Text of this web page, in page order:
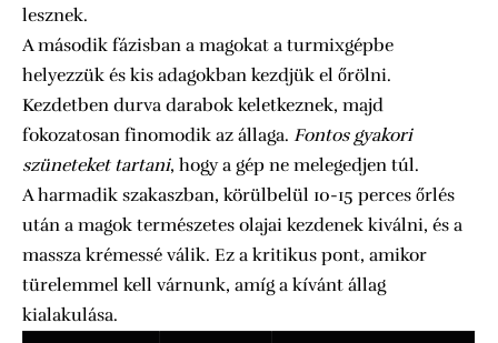
lesznek.
A második fázisban a magokat a turmixgépbe
helyezzük és kis adagokban kezdjük el őrölni.
Kezdetben durva darabok keletkeznek, majd
fokozatosan finomodik az állaga. Fontos gyakori
szüneteket tartani, hogy a gép ne melegedjen túl.
A harmadik szakaszban, körülbelül 10-15 perces őrlés
után a magok természetes olajai kezdenek kiválni, és a
massza krémessé válik. Ez a kritikus pont, amikor
türelemmel kell várnunk, amíg a kívánt állag
kialakulása.